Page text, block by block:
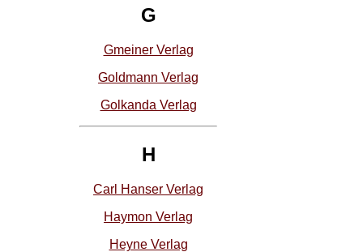
G
Gmeiner Verlag
Goldmann Verlag
Golkanda Verlag
H
Carl Hanser Verlag
Haymon Verlag
Heyne Verlag